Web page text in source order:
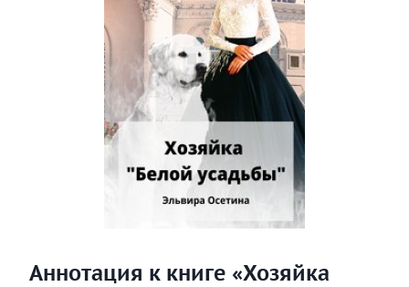
Аннотация к книге «Хозяйка